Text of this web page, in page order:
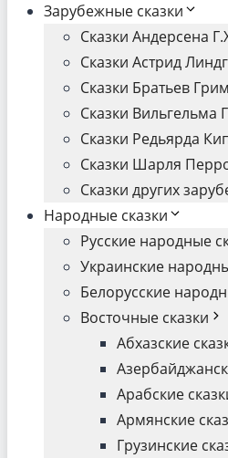
Зарубежные сказки
Сказки Андерсена
Сказки Астрид
Сказки Братьев
Сказки Вильгельма
Сказки Редьярда
Сказки Шарля
Сказки других
Народные сказки
Русские народные
Украинские
Белорусские
Восточные сказки
Абхазские
Арабские
Армянские
Грузинские